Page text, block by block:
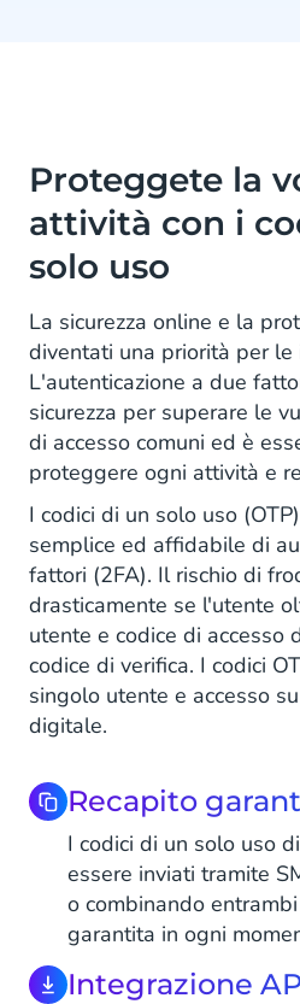
Proteggete la
attività con i
solo uso
La sicurezza online e la
diventati una priorità per
L'autenticazione a due
sicurezza per superare le
di accesso comuni ed è
proteggere ogni attività e
I codici di un solo uso
semplice ed affidabile di
fattori (2FA). Il rischio di
drasticamente se l'utente
utente e codice di accesso
codice di verifica. I codici
singolo utente e accesso
digitale.
Recapito
I codici di un solo uso
essere inviati tramite
o combinando
garantita in ogni
Integrazione